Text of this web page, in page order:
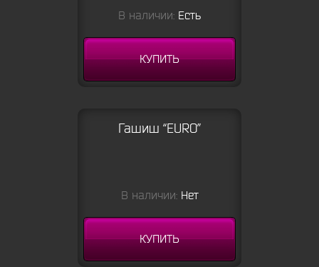
В наличии: Есть
КУПИТЬ
Гашиш “EURO”
В наличии: Нет
КУПИТЬ